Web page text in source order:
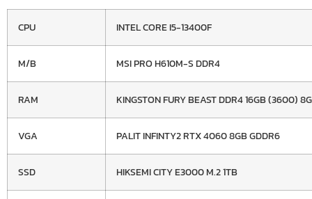
CPU INTEL CORE I5-13400F
M/B MSI PRO H610M-S DDR4
RAM KINGSTON FURY BEAST DDR4 16GB (3600)
VGA PALIT INFINTY2 RTX 4060 8GB GDDR6
SSD HIKSEMI CITY E3000 M.2 1TB